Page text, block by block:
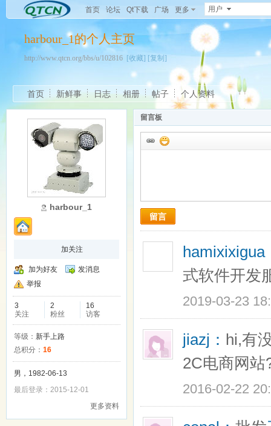
首页 论坛 Qt下载 广场 更多 用户
harbour_1的个人主页
http://www.qtcn.org/bbs/u/102816 [收藏] [复制]
首页 新鲜事 日志 相册 帖子 个人资料
harbour_1
加关注
加为好友
发消息
举报
3
关注
2
粉丝
16
访客
等级： 新手上路
总积分： 16
男，1982-06-13
最后登录：2015-12-01
更多资料
留言板
留言
hamixixigua
式软件开发
2019-03-23
jiazj： hi,有
2C电商网站
2016-02-22